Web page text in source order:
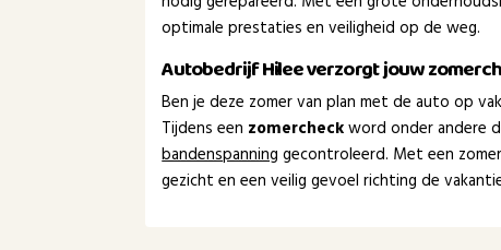
optimale prestaties en veiligheid op de weg.
Autobedrijf Hilee verzorgt jouw
Ben je deze zomer van plan met de auto op
Tijdens een zomercheckword onder andere
bandenspanning gecontroleerd. Met een
gezicht en een veilig gevoel richting de